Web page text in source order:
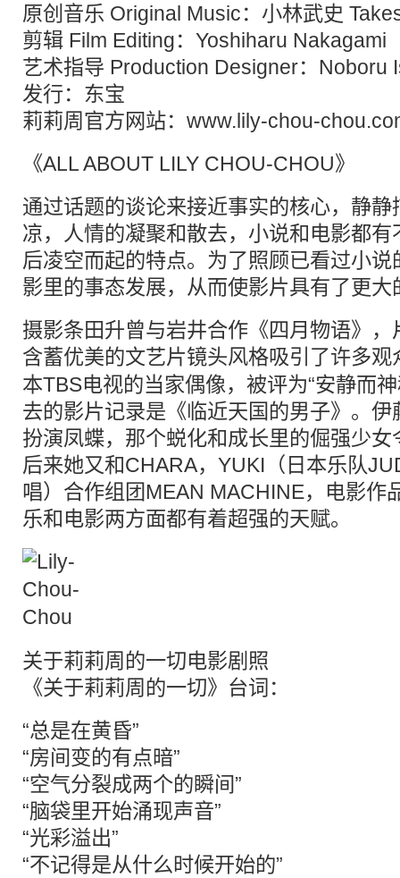
原创音乐 Original Music：小林武史
剪辑 Film Editing：Yoshiharu Nakagami
艺术指导 Production Designer：Noboru
发行：东宝
莉莉周官方网站： www.lily-chou-
《ALL ABOUT LILY CHOU-CHOU》
通过话题的谈论来接近事实的核心，静
凉，人情的凝聚和散去，小说和电影都
后凌空而起的特点。为了照顾已看过小
影里的事态发展，从而使影片具有了更大
摄影条田升曾与岩井合作《四月物语》
含蓄优美的文艺片镜头风格吸引了许多
本TBS电视的当家偶像，被评为“安静而
去的影片记录是《临近天国的男子》。
扮演凤蝶，那个蜕化和成长里的倔强少
后来她又和CHARA，YUKI（日本乐队
唱）合作组团MEAN MACHINE，电影作
乐和电影两方面都有着超强的天赋。
关于莉莉周的一切电影剧照
《关于莉莉周的一切》台词：
“总是在黄昏”
“房间变的有点暗”
“空气分裂成两个的瞬间”
“脑袋里开始涌现声音”
“光彩溢出”
“不记得是从什么时候开始的”